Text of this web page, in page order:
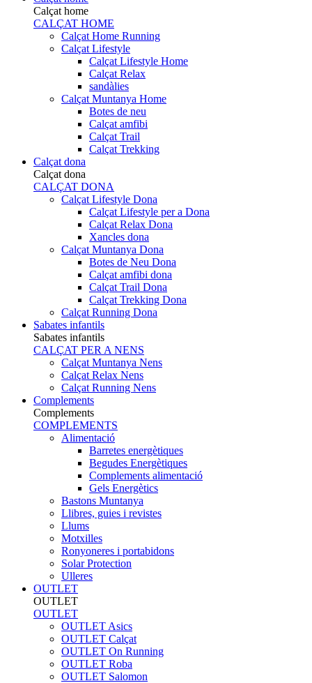
Calçat home
CALÇAT HOME
Calçat Home Running
Calçat Lifestyle
Calçat Lifestyle Home
Calçat Relax
sandàlies
Calçat Muntanya Home
Botes de neu
Calçat amfibi
Calçat Trail
Calçat Trekking
Calçat dona
Calçat dona
CALÇAT DONA
Calçat Lifestyle Dona
Calçat Lifestyle per a Dona
Calçat Relax Dona
Xancles dona
Calçat Muntanya Dona
Botes de Neu Dona
Calçat amfibi dona
Calçat Trail Dona
Calçat Trekking Dona
Calçat Running Dona
Sabates infantils
Sabates infantils
CALÇAT PER A NENS
Calçat Muntanya Nens
Calçat Relax Nens
Calçat Running Nens
Complements
Complements
COMPLEMENTS
Alimentació
Barretes energètiques
Begudes Energètiques
Complements alimentació
Gels Energètics
Bastons Muntanya
Llibres, guies i revistes
Llums
Motxilles
Ronyoneres i portabidons
Solar Protection
Ulleres
OUTLET
OUTLET
OUTLET
OUTLET Asics
OUTLET Calçat
OUTLET On Running
OUTLET Roba
OUTLET Salomon